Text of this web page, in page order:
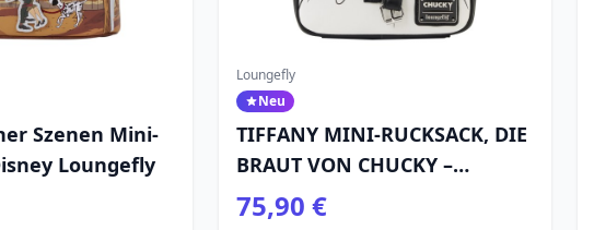
Szenen Mini-
Loungefly
Loungefly
Neu
TIFFANY MINI-RUCKSACK, DIE
BRAUT VON CHUCKY –
LOUNGEFLY UNIVERSAL
75,90 €